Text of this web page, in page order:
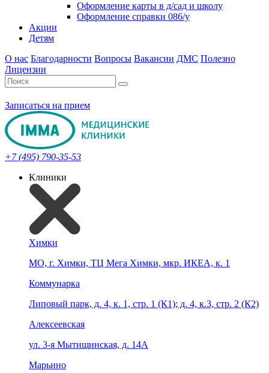
Оформление карты в д/сад и школу
Оформление справки 086/у
Акции
Детям
О нас Благодарности Вопросы Вакансии ДМС Полезно
Лицензии
Записаться на прием
+7 (495) 790-35-53
Клиники
Химки
МО, г. Химки, ТЦ Мега Химки, мкр. ИКЕА, к. 1
Коммунарка
Липовый парк, д. 4, к. 1, стр. 1 (К1); д. 4, к.3, стр. 2 (К2)
Алексеевская
ул. 3-я Мытищинская, д. 14А
Марьино